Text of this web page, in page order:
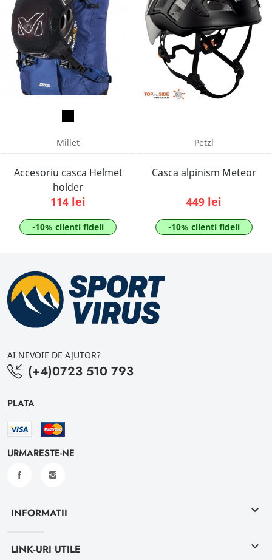
Millet
Accesoriu casca Helmet
holder
114 lei
-10% clienti fideli
Petzl
Casca alpinism Meteor
449 lei
-10% clienti fideli
AI NEVOIE DE AJUTOR?
(+4)0723 510 793
PLATA
URMARESTE-NE
INFORMATII keyboard_arrow_down
LINK-URI UTILE keyboard_arrow_down